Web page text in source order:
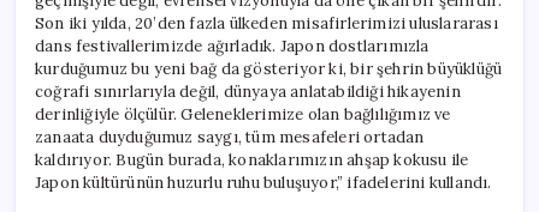
Son iki yılda, 20’den fazla ülkeden misafirlerimizi uluslararası
dans festivallerimizde ağırladık. Japon dostlarımızla
kurduğumuz bu yeni bağ da gösteriyor ki, bir şehrin büyüklüğü
coğrafi sınırlarıyla değil, dünyaya anlatabildiği hikayenin
derinliğiyle ölçülür. Geleneklerimize olan bağlılığımız ve
zanaata duyduğumuz saygı, tüm mesafeleri ortadan
kaldırıyor. Bugün burada, konaklarımızın ahşap kokusu ile
Japon kültürünün huzurlu ruhu buluşuyor,” ifadelerini kullandı.